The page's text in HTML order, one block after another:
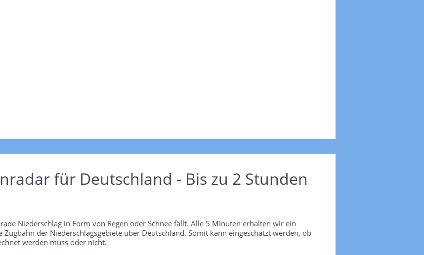
für Deutschland - Bis zu 2 Stunden
Niederschlag in Form von Regen oder Schnee fällt. Alle 5 Minuten erhalten wir ein
der Niederschlagsgebiete über Deutschland. Somit kann eingeschätzt werden, ob
werden muss oder nicht.